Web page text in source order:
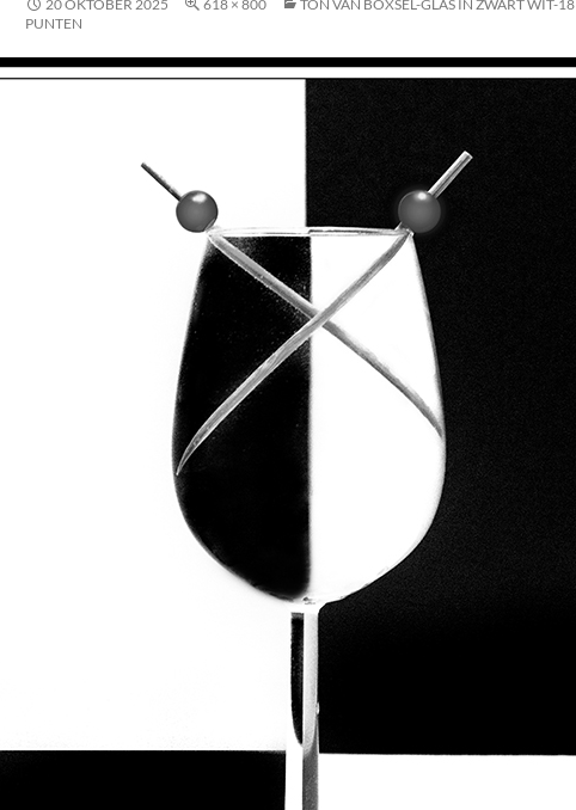
20 OKTOBER 2025 618 × 800
TON VAN BOXSEL-GLAS IN ZWART WIT-18
PUNTEN